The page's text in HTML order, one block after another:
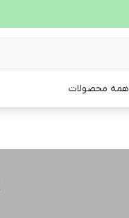
همه محصولات